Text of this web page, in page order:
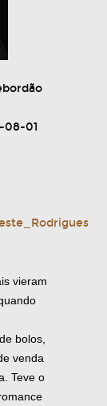
08-01
vieram
bolos,
venda
Teve o